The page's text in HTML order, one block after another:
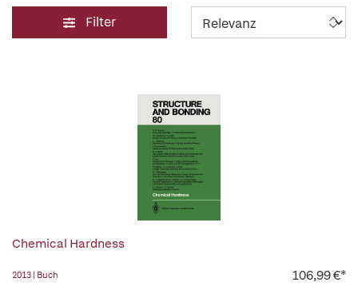
Filter
Chemical Hardness
2013 | Buch 106,99 €*